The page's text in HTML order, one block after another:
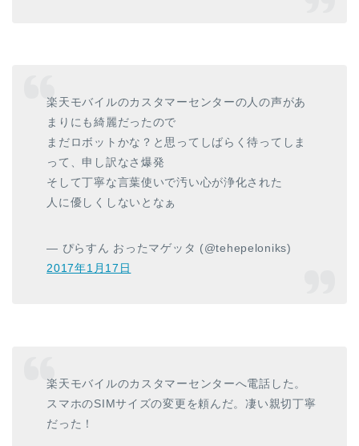
楽天モバイルのカスタマーセンターの人の声があ
まりにも綺麗だったので
まだロボットかな？と思ってしばらく待ってしま
って、申し訳なさ爆発
そして丁寧な言葉使いで汚い心が浄化された
人に優しくしないとなぁ
— ぴらすん おったマゲッタ (@tehepeloniks)
2017年1月17日
楽天モバイルのカスタマーセンターへ電話した。
スマホのSIMサイズの変更を頼んだ。凄い親切丁寧
だった！